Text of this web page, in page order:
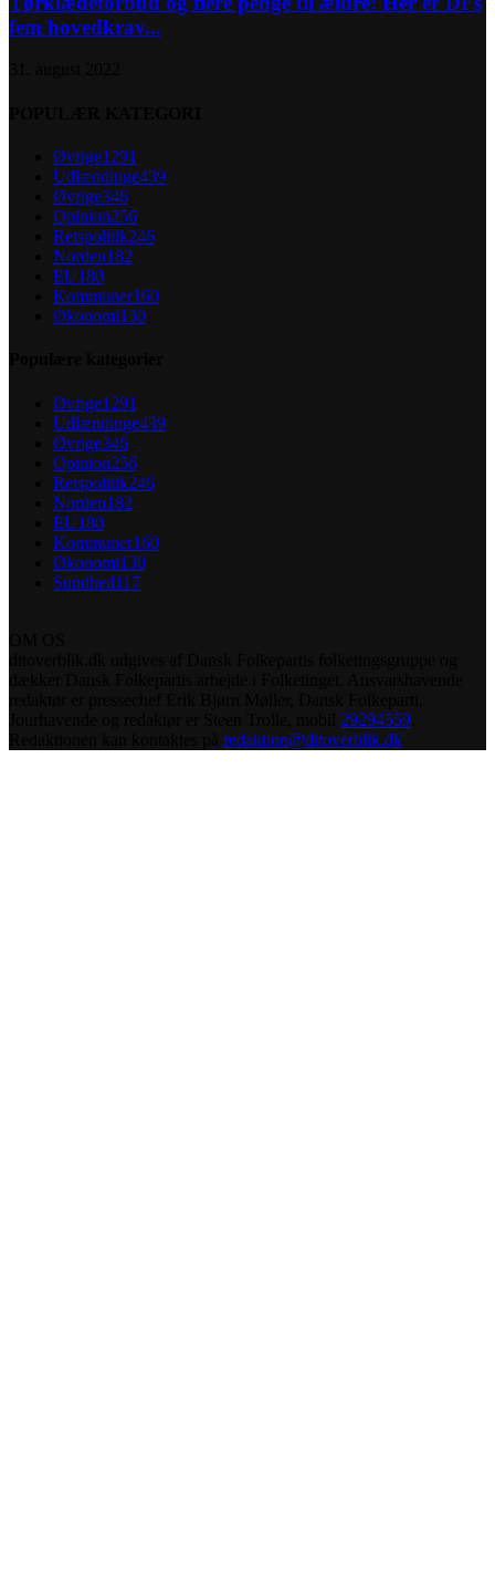
fem hovedkrav...
Øvrige1291
Udlændinge439
Øvrige346
Opinion256
Retspolitik246
Norden182
EU180
Kommuner160
Økonomi130
Øvrige1291
Udlændinge439
Øvrige346
Opinion256
Retspolitik246
Norden182
EU180
Kommuner160
Økonomi130
Sundhed117
29294559
redaktion@ditoverblik.dk